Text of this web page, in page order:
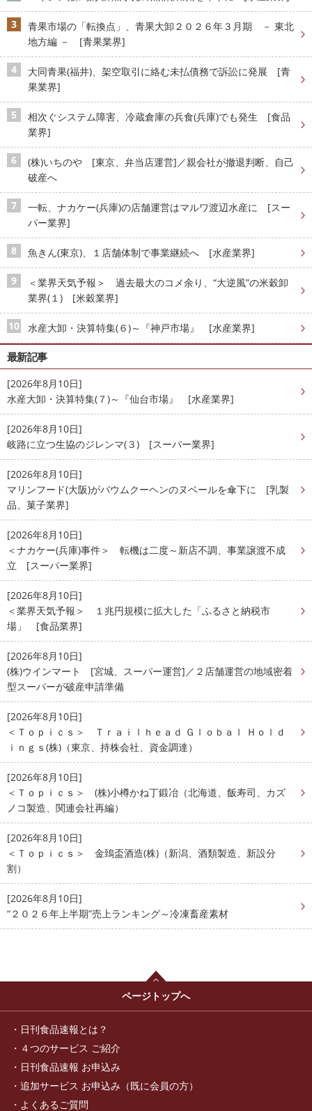
青果市場の「転換点」、青果大卸２０２６年３月期 － 東北
地方編 － [青果業界]
大同青果(福井)、架空取引に絡む未払債務で訴訟に発展 [青
果業界]
相次ぐシステム障害、冷蔵倉庫の兵食(兵庫)でも発生 [食品
業界]
(株)いちのや [東京、弁当店運営]／親会社が撤退判断、自己
破産へ
一転、ナカケー(兵庫)の店舗運営はマルワ渡辺水産に [スー
パー業界]
魚きん(東京)、１店舗体制で事業継続へ [水産業界]
＜業界天気予報＞ 過去最大のコメ余り、“大逆風”の米穀卸
業界(１) [米穀業界]
水産大卸・決算特集(６)～『神戸市場』 [水産業界]
最新記事
[2026年8月10日]
水産大卸・決算特集(７)～『仙台市場』 [水産業界]
[2026年8月10日]
岐路に立つ生協のジレンマ(３) [スーパー業界]
[2026年8月10日]
マリンフード(大阪)がバウムクーヘンのヌベールを傘下に [乳製
品、菓子業界]
[2026年8月10日]
＜ナカケー(兵庫)事件＞ 転機は二度～新店不調、事業譲渡不成
立 [スーパー業界]
[2026年8月10日]
＜業界天気予報＞ １兆円規模に拡大した「ふるさと納税市
場」 [食品業界]
[2026年8月10日]
(株)ウインマート [宮城、スーパー運営]／２店舗運営の地域密着
型スーパーが破産申請準備
[2026年8月10日]
＜Ｔｏｐｉｃｓ＞ Ｔｒａｉｌｈｅａｄ Ｇｌｏｂａｌ Ｈｏｌｄ
ｉｎｇｓ(株)（東京、持株会社、資金調達）
[2026年8月10日]
＜Ｔｏｐｉｃｓ＞ (株)小樽かね丁鍛冶（北海道、飯寿司、カズ
ノコ製造、関連会社再編）
[2026年8月10日]
＜Ｔｏｐｉｃｓ＞ 金鵄盃酒造(株)（新潟、酒類製造、新設分
割）
[2026年8月10日]
“２０２６年上半期”売上ランキング～冷凍畜産素材
ページトップへ
日刊食品速報とは？
４つのサービス ご紹介
日刊食品速報 お申込み
追加サービス お申込み（既に会員の方）
よくあるご質問